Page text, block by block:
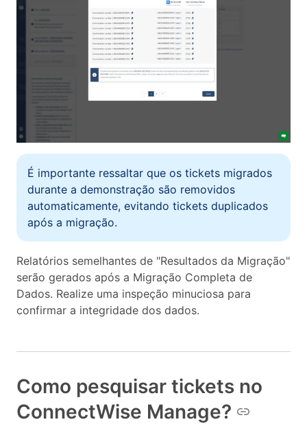
É importante ressaltar que os tickets migrados
durante a demonstração são removidos
automaticamente, evitando tickets duplicados
após a migração.
Relatórios semelhantes de "Resultados da Migração"
serão gerados após a Migração Completa de
Dados. Realize uma inspeção minuciosa para
confirmar a integridade dos dados.
Como pesquisar tickets no
ConnectWise Manage?